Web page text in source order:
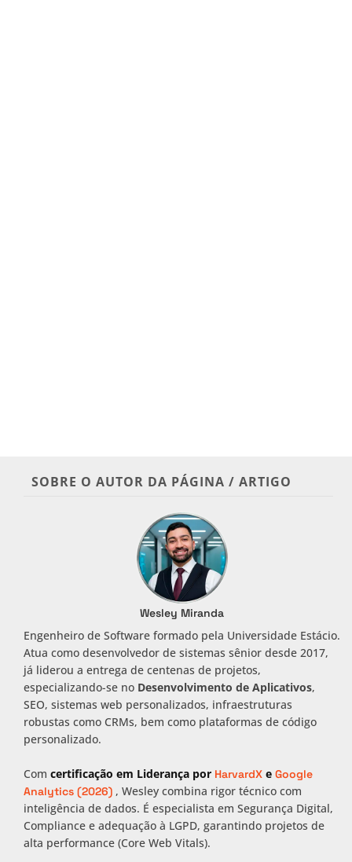
SOBRE O AUTOR DA PÁGINA / ARTIGO
Wesley Miranda
Engenheiro de Software formado pela Universidade Estácio.
Atua como desenvolvedor de sistemas sênior desde 2017,
já liderou a entrega de centenas de projetos,
especializando-se no Desenvolvimento de Aplicativos,
SEO, sistemas web personalizados, infraestruturas
robustas como CRMs, bem como plataformas de código
personalizado.
Com certificação em Liderança por HarvardX e Google
Analytics (2026) , Wesley combina rigor técnico com
inteligência de dados. É especialista em Segurança Digital,
Compliance e adequação à LGPD, garantindo projetos de
alta performance (Core Web Vitals).